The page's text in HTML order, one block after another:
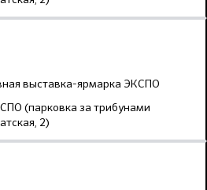
выставка-ярмарка ЭКСПО
(парковка за трибунами
2)